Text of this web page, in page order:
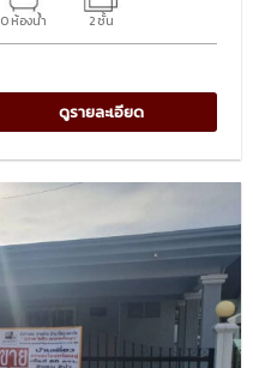
0 ห้องน้ำ 2 ชั้น
ดูรายละเอียด